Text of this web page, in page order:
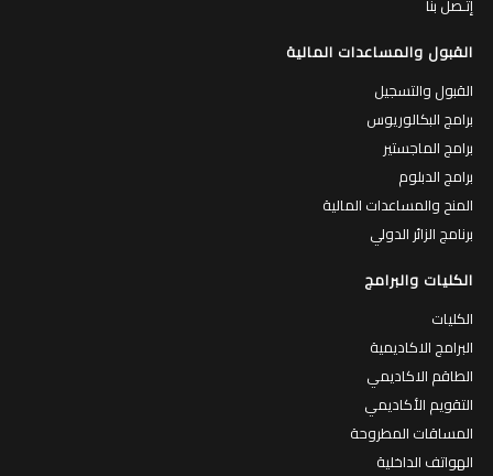
إتـصل بنا
القبول والمساعدات المالية
القبول والتسجيل
برامج البكالوريوس
برامج الماجستير
برامج الدبلوم
المنح والمساعدات المالية
برنامج الزائر الدولي
الكليات والبرامج
الكليات
البرامج الاكاديمية
الطاقم الاكاديمي
التقويم الأكاديمي
المساقات المطروحة
الهواتف الداخلية